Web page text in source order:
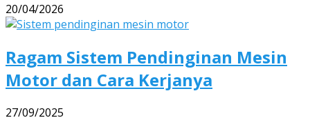
20/04/2026
Ragam Sistem Pendinginan Mesin
Motor dan Cara Kerjanya
27/09/2025